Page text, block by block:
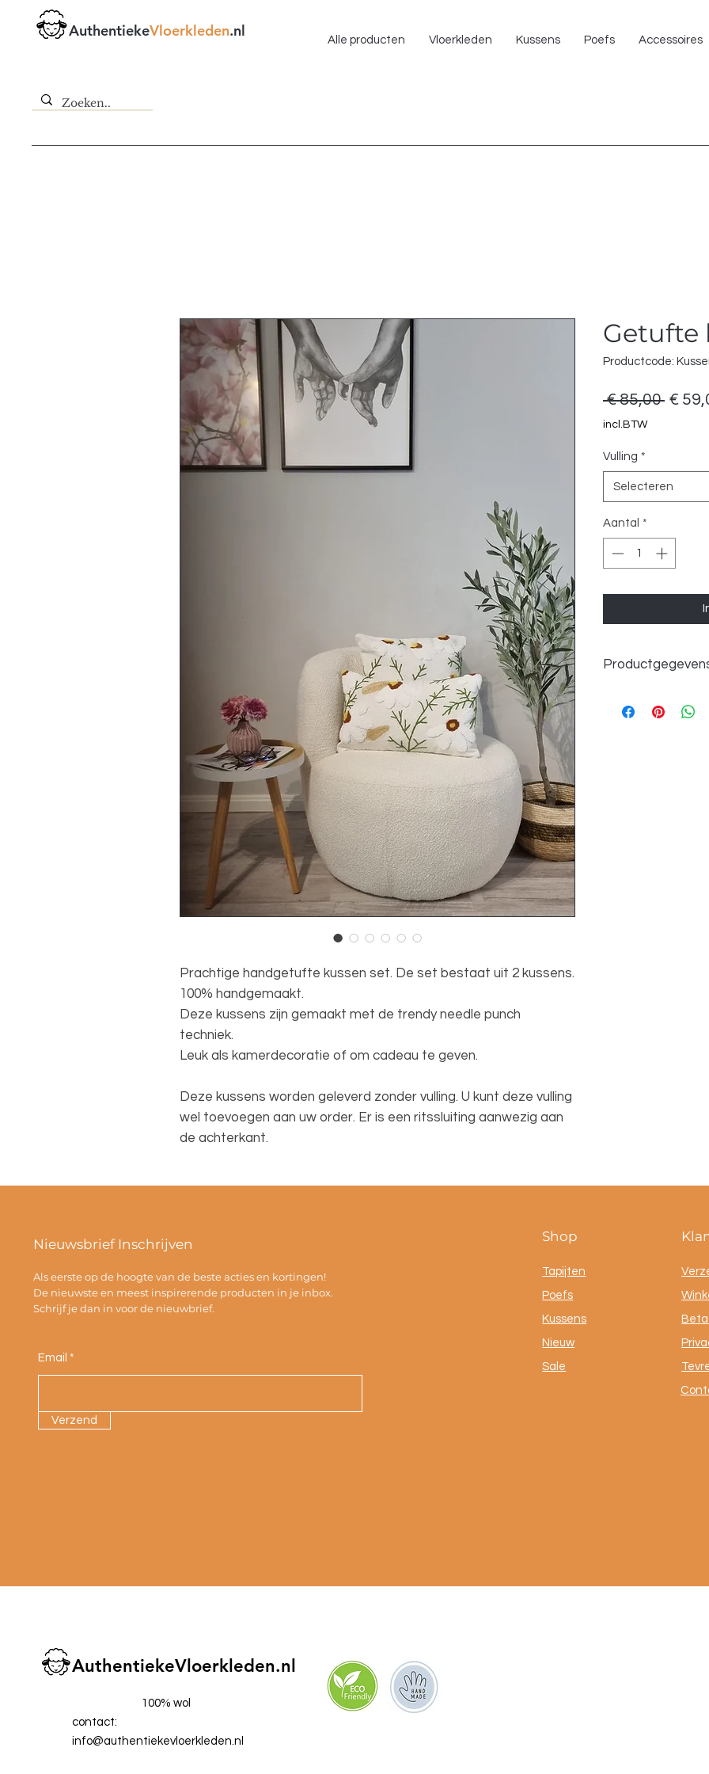
AuthentiekeVloerkleden.nl
Alle producten Vloerkleden Kussens Poefs Accessoires
Prachtige handgetufte kussen set. De set bestaat uit 2 kussens.
100% handgemaakt.
Deze kussens zijn gemaakt met de trendy needle punch
techniek.
Leuk als kamerdecoratie of om cadeau te geven.
Deze kussens worden geleverd zonder vulling. U kunt deze vulling
wel toevoegen aan uw order. Er is een ritssluiting aanwezig aan
de achterkant.
Getufte
Productcode:
€ 85,00 €
incl.BTW
Vulling *
Selecteren
Aantal *
Materiaal: wol en
Nieuwsbrief Inschrijven
Als eerste op de hoogte van de beste acties en kortingen!
De nieuwste en meest inspirerende producten in je inbox.
Schrijf je dan in voor de nieuwbrief.
Email
Verzend
Shop
Tapijten
Poefs
Kussens
Nieuw
Sale
AuthentiekeVloerkleden.nl
100% wol
contact:
info@authentiekevloerkleden.nl